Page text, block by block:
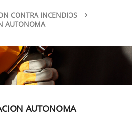
CONTRA INCENDIOS
AUTONOMA
AUTONOMA